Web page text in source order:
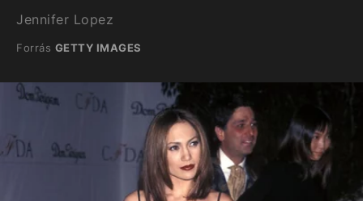
Jennifer Lopez
Forrás GETTY IMAGES